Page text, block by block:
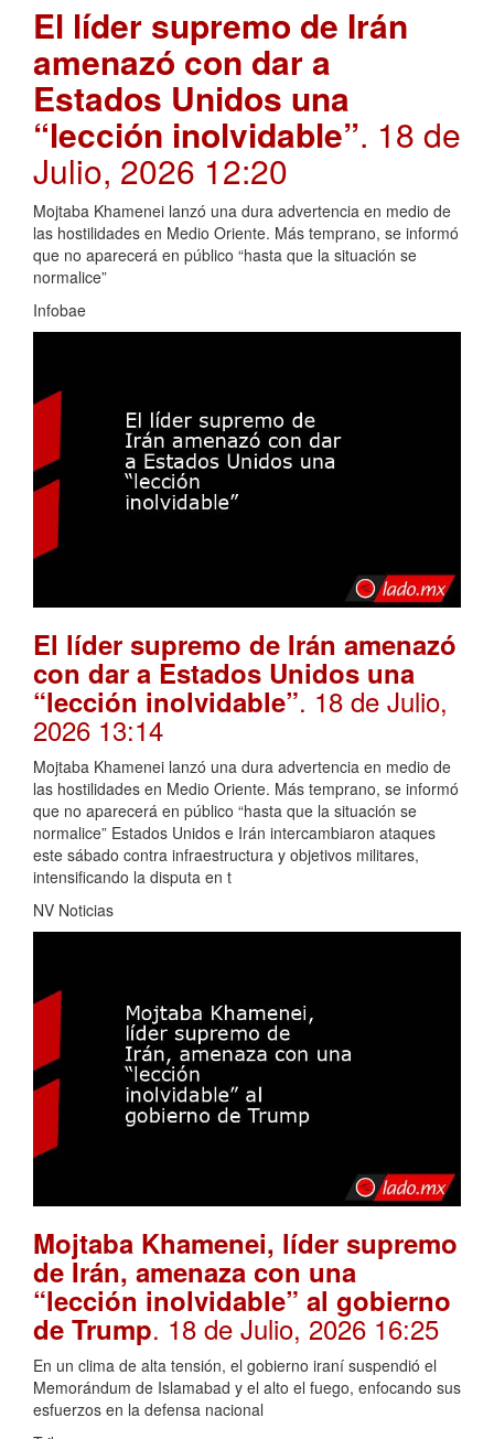
El líder supremo de Irán
amenazó con dar a
Estados Unidos una
“lección inolvidable”. 18 de
Julio, 2026 12:20
Mojtaba Khamenei lanzó una dura advertencia en medio de
las hostilidades en Medio Oriente. Más temprano, se informó
que no aparecerá en público “hasta que la situación se
normalice”
Infobae
El líder supremo de Irán amenazó
con dar a Estados Unidos una
“lección inolvidable”. 18 de Julio,
2026 13:14
Mojtaba Khamenei lanzó una dura advertencia en medio de
las hostilidades en Medio Oriente. Más temprano, se informó
que no aparecerá en público “hasta que la situación se
normalice” Estados Unidos e Irán intercambiaron ataques
este sábado contra infraestructura y objetivos militares,
intensificando la disputa en t
NV Noticias
Mojtaba Khamenei, líder supremo
de Irán, amenaza con una
“lección inolvidable” al gobierno
de Trump. 18 de Julio, 2026 16:25
En un clima de alta tensión, el gobierno iraní suspendió el
Memorándum de Islamabad y el alto el fuego, enfocando sus
esfuerzos en la defensa nacional